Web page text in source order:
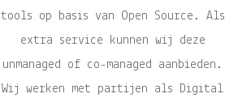
tools op basis van Open Source. Als
extra service kunnen wij deze
unmanaged of co-managed aanbieden.
Wij werken met partijen als Digital